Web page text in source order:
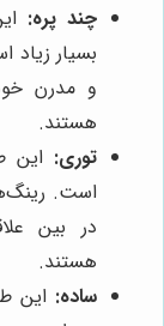
چند پره:
بسیار
و مدرن
هستند.
توری: این
است.
در بین
هستند.
ساده: این